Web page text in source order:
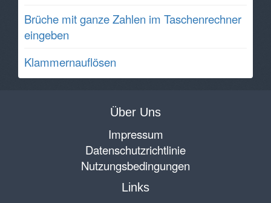
Brüche mit ganze Zahlen im Taschenrechner
eingeben
Klammernauflösen
Über Uns
Impressum
Datenschutzrichtlinie
Nutzungsbedingungen
Links